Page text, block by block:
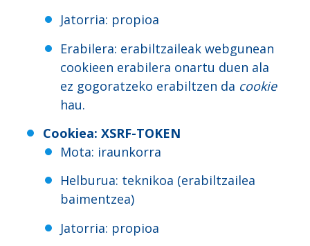
Jatorria: propioa
Erabilera: erabiltzaileak webgunean
cookieen erabilera onartu duen ala
ez gogoratzeko erabiltzen da cookie
hau.
Cookiea: XSRF-TOKEN
Mota: iraunkorra
Helburua: teknikoa (erabiltzailea
baimentzea)
Jatorria: propioa